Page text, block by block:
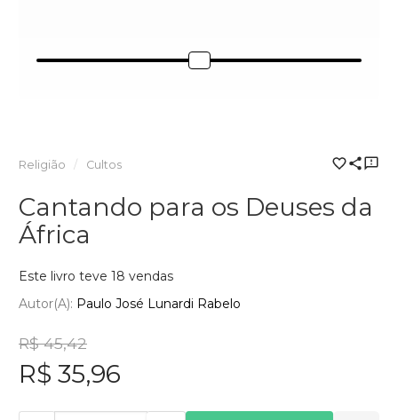
Religião Cultos
Cantando para os Deuses da
África
Este livro teve 18 vendas
Autor(a): Paulo José Lunardi Rabelo
R$ 45,42
R$ 35,96